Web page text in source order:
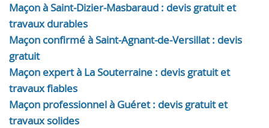
Maçon à Saint-Dizier-Masbaraud : devis gratuit et
travaux durables
Maçon confirmé à Saint-Agnant-de-Versillat : devis
gratuit
Maçon expert à La Souterraine : devis gratuit et
travaux fiables
Maçon professionnel à Guéret : devis gratuit et
travaux solides